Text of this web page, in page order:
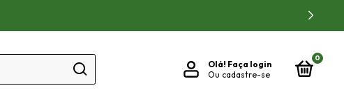
Olá! Faça login
Ou cadastre-se
0